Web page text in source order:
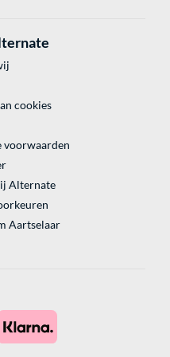
cookies
voorwaarden
Alternate
Aartselaar